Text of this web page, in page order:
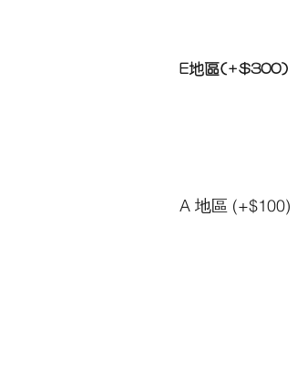
E地區(+$300)
A 地區 (+$100)